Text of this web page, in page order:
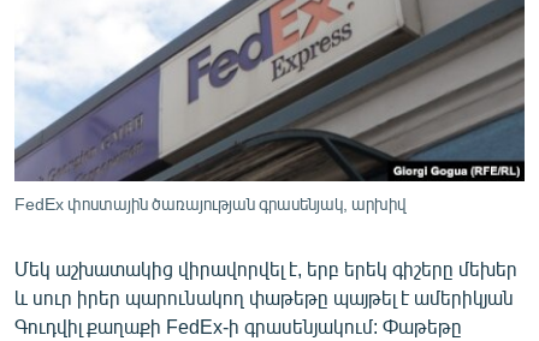
ՄԻՋԱԶԳԱՅԻՆ
ՄՇԱԿՈՒՅԹ
ՍՊՈՐՏ
ՄԵԿՆԱԲԱՆՈՒԹՅՈՒՆ
ՏՏ ԵՒ ԻՆՏԵՐՆԵՏ
ԱՐԽԻՎ
ՏԵՍԱՆՅՈՒԹԵՐ
FedEx փոստային ծառայության գրասենյակ, արխիվ
Մեկ աշխատակից վիրավորվել է, երբ երեկ գիշերը մեխեր
և սուր իրեր պարունակող փաթեթը պայթել է ամերիկյան
Գուդվիլ քաղաքի FedEx-ի գրասենյակում: Փաթեթը